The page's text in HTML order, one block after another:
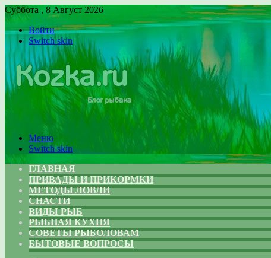
Суббота , 8 Август 2026
Войти
Switch skin
Меню
Switch skin
ГЛАВНАЯ
ПРИВАДЫ И ПРИКОРМКИ
МЕТОДЫ ЛОВЛИ
СНАСТИ
ВИДЫ РЫБ
РЫБНАЯ КУХНЯ
СОВЕТЫ РЫБОЛОВАМ
БЫТОВЫЕ ВОПРОСЫ